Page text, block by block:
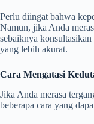
Perlu diingat bahwa
Namun, jika Anda
sebaiknya
yang lebih akurat.
Cara Mengatasi
Jika Anda merasa
beberapa cara yang